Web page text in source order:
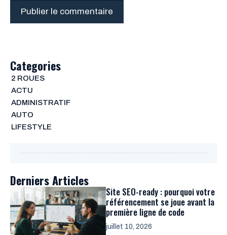
Categories
2 ROUES
ACTU
ADMINISTRATIF
AUTO
LIFESTYLE
Derniers Articles
Site SEO-ready : pourquoi votre
référencement se joue avant la
première ligne de code
juillet 10, 2026